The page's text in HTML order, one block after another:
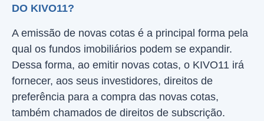
DO KIVO11?
A emissão de novas cotas é a principal forma pela
qual os fundos imobiliários podem se expandir.
Dessa forma, ao emitir novas cotas, o KIVO11 irá
fornecer, aos seus investidores, direitos de
preferência para a compra das novas cotas,
também chamados de direitos de subscrição.